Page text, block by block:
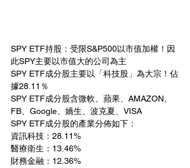
SPY ETF持股：受限S&P500以市值加權！因
此SPY主要以市值大的公司為主
SPY ETF成分股主要以「科技股」為大宗！佔
據28.11％
SPY ETF成分股含微軟、蘋果、AMAZON、
FB、Google、嬌生、波克夏、VISA
SPY ETF成分股的產業分佈如下：
資訊科技：28.11%
醫療衛生：13.46%
財務金融：12.36%